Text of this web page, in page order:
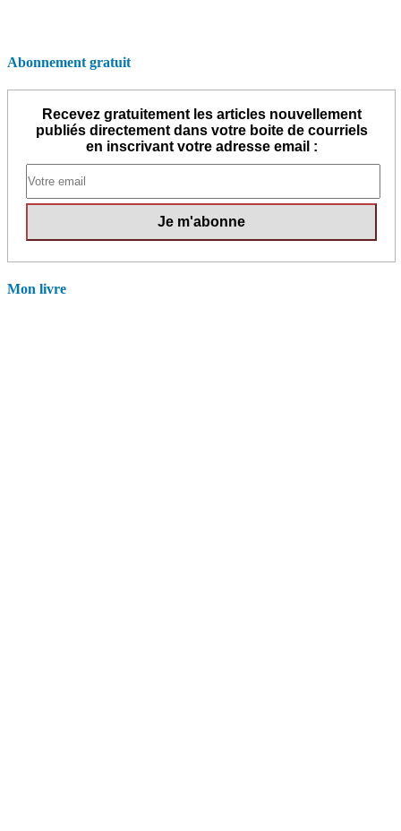
Abonnement gratuit
Recevez gratuitement les articles nouvellement
publiés directement dans votre boite de courriels
en inscrivant votre adresse email :
Mon livre